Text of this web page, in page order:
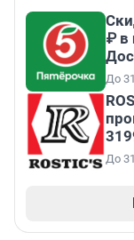
₽ в
До
До